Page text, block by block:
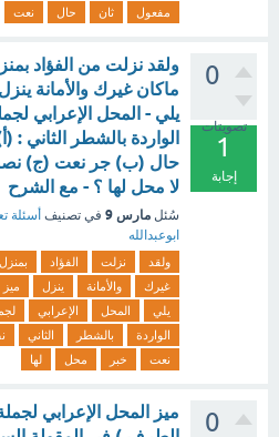
مفعول
ثان حال نعت
0
تصويتات
1
إجابة
ولقد نزلت من الفؤاد
ماكان غيرك والأمانة
يلي - المحل الإعرابي
الواردة بالشطر الثاني :
حال (ب) جر نعت (ج)
لا محل لها ؟ - مع الشرح
سُئل مارس 9 في تصنيف أسئلة
ابوعبدالله
ولقد نزلت الفؤاد بمنزل
غيرك
والأمانة ينزل ميز
يلي
المحل الإعرابي
الواردة
بالشطر الثاني
نعت
خبر محل لها
0
ميز المحل الإعرابي